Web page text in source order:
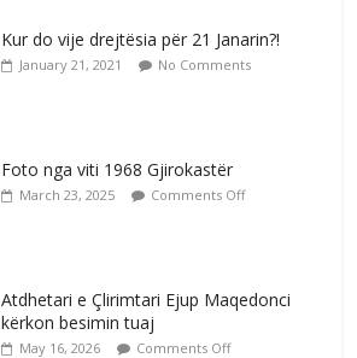
Kur do vije drejtësia për 21 Janarin?!
January 21, 2021 No Comments
Foto nga viti 1968 Gjirokastër
March 23, 2025 Comments Off
Atdhetari e Çlirimtari Ejup Maqedonci
kërkon besimin tuaj
May 16, 2026 Comments Off